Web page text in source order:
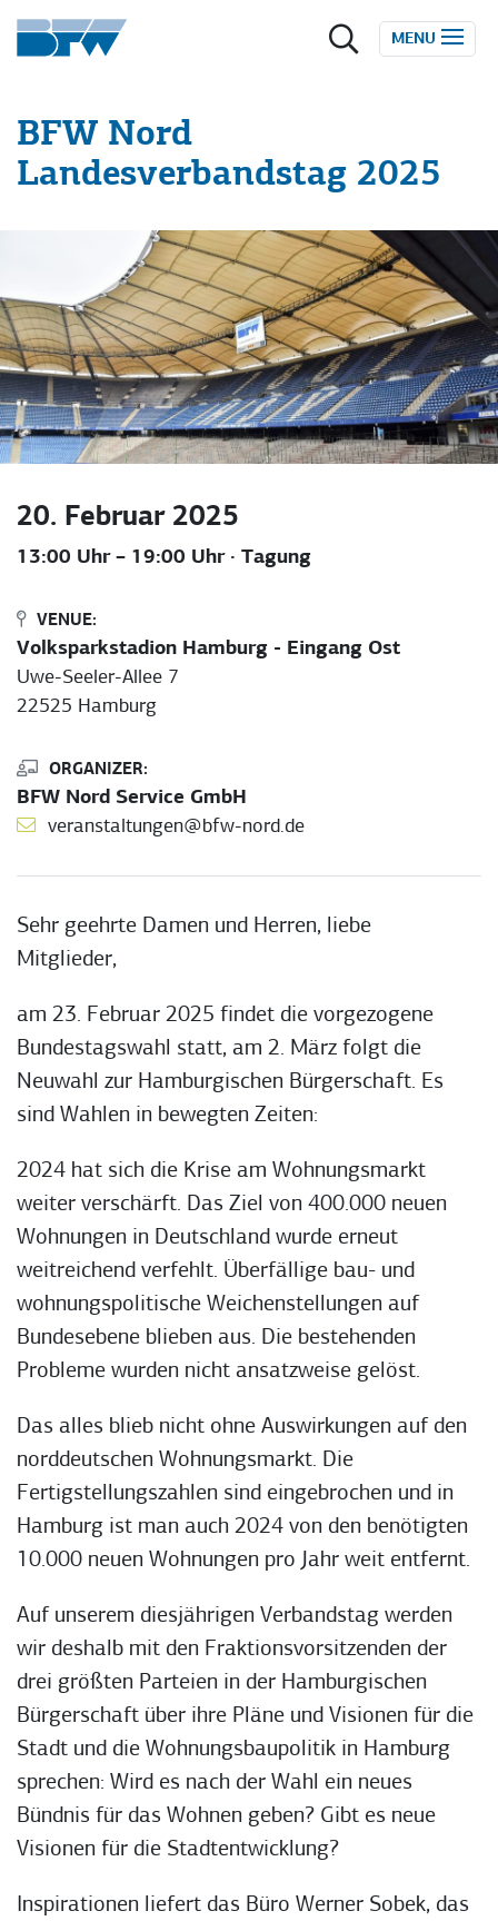
Zum Inhalt springen
MENU
BFW Nord
Landesverbandstag 2025
20. Februar 2025
13:00 Uhr – 19:00 Uhr · Tagung
VENUE:
Volksparkstadion Hamburg - Eingang Ost
Uwe-Seeler-Allee 7
22525 Hamburg
ORGANIZER:
BFW Nord Service GmbH
veranstaltungen@bfw-nord.de
Sehr geehrte Damen und Herren, liebe
Mitglieder,
am 23. Februar 2025 findet die vorgezogene
Bundestagswahl statt, am 2. März folgt die
Neuwahl zur Hamburgischen Bürgerschaft. Es
sind Wahlen in bewegten Zeiten:
2024 hat sich die Krise am Wohnungsmarkt
weiter verschärft. Das Ziel von 400.000 neuen
Wohnungen in Deutschland wurde erneut
weitreichend verfehlt. Überfällige bau- und
wohnungspolitische Weichenstellungen auf
Bundesebene blieben aus. Die bestehenden
Probleme wurden nicht ansatzweise gelöst.
Das alles blieb nicht ohne Auswirkungen auf den
norddeutschen Wohnungsmarkt. Die
Fertigstellungszahlen sind eingebrochen und in
Hamburg ist man auch 2024 von den benötigten
10.000 neuen Wohnungen pro Jahr weit entfernt.
Auf unserem diesjährigen Verbandstag werden
wir deshalb mit den Fraktionsvorsitzenden der
drei größten Parteien in der Hamburgischen
Bürgerschaft über ihre Pläne und Visionen für die
Stadt und die Wohnungsbaupolitik in Hamburg
sprechen: Wird es nach der Wahl ein neues
Bündnis für das Wohnen geben? Gibt es neue
Visionen für die Stadtentwicklung?
Inspirationen liefert das Büro Werner Sobek, das